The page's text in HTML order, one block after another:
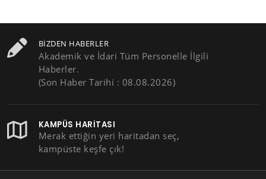
BIZDEN HABERLER
Akademik ve İdari Tüm Personelle İlgili
Haberler.
(Son Haber Tarihi : 08.08.2026)
KAMPÜS HARITASI
Merak ettiğin yeri haritadan seç,
kampüste keşfe çık!